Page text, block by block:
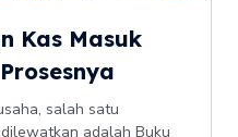
Kas Masuk
salah satu
adalah Buku